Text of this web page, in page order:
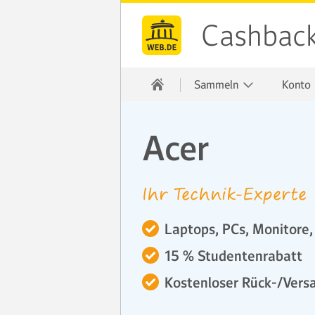
Sammeln Konto
Acer
Ihr Technik-Experte
Laptops, PCs,
15 % Studentenrabatt
Kostenloser Rück-/